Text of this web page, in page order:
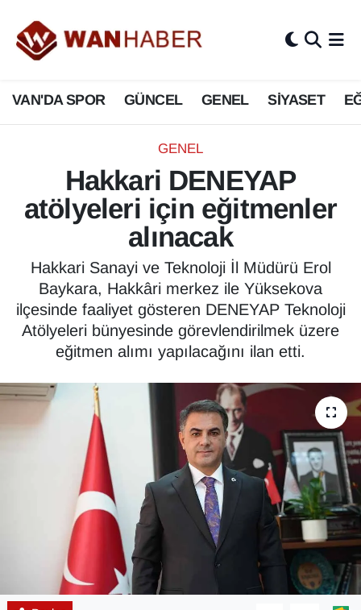
VAN'DA SPOR GÜNCEL GENEL SİYASET
GENEL
Hakkari DENEYAP
atölyeleri için eğitmenler
alınacak
Hakkari Sanayi ve Teknoloji İl Müdürü Erol
Baykara, Hakkâri merkez ile Yüksekova
ilçesinde faaliyet gösteren DENEYAP Teknoloji
Atölyeleri bünyesinde görevlendirilmek üzere
eğitmen alımı yapılacağını ilan etti.
3.SAYFA
ASAYİŞ
BİLİM VE TEKNOLOJİ
Biyografi
Bölge Haberleri
ÇEVRE
Deprem
Dernekler, Odalar
Diğer
DÜNYA
EĞİTİM
EKONOMİ
Eleman
Emlak
Van Nöbetçi Eczaneler
Van Hava Durumu
Van Namaz Vakitleri
Van Trafik Yoğunluk Haritası
Süper Lig Puan Durumu ve Fikstür
Tüm Manşetler
Son Dakika Haberleri
Haber Arşivi